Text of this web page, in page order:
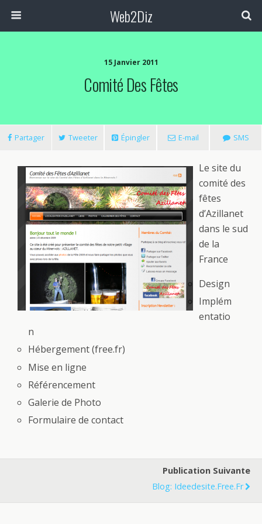
Web2Diz
15 Janvier 2011
Comité Des Fêtes
Partager Tweeter Épingler E-mail SMS
Le site du
comité des
fêtes
d’Azillanet
dans le sud
de la
France
Design
Implém
entatio
n
Hébergement (free.fr)
Mise en ligne
Référencement
Galerie de Photo
Formulaire de contact
Publication Suivante
Blog: Ideedesite.free.fr